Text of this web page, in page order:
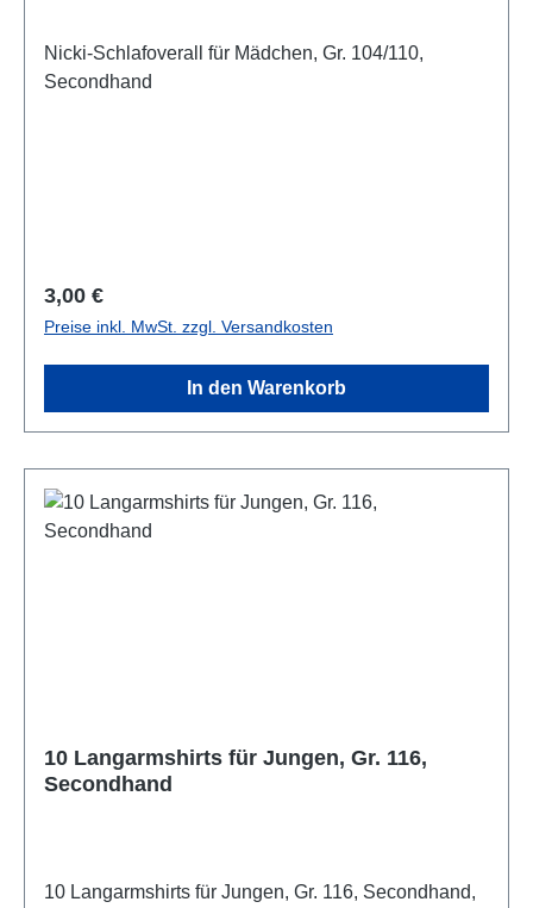
Nicki-Schlafoverall für Mädchen, Gr. 104/110,
Secondhand
Regulärer Preis:
3,00 €
Preise inkl. MwSt. zzgl. Versandkosten
In den Warenkorb
10 Langarmshirts für Jungen, Gr. 116,
Secondhand
10 Langarmshirts für Jungen, Gr. 116, Secondhand,